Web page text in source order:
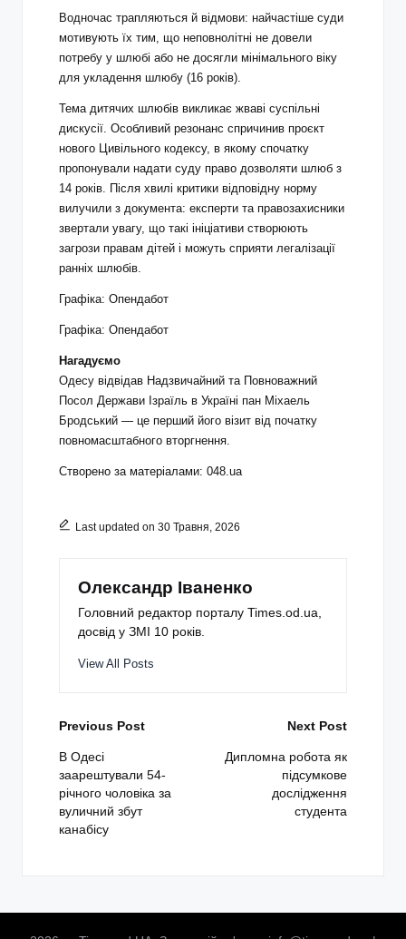
Водночас трапляються й відмови: найчастіше суди
мотивують їх тим, що неповнолітні не довели
потребу у шлюбі або не досягли мінімального віку
для укладення шлюбу (16 років).
Тема дитячих шлюбів викликає жваві суспільні
дискусії. Особливий резонанс спричинив проєкт
нового Цивільного кодексу, в якому спочатку
пропонували надати суду право дозволяти шлюб з
14 років. Після хвилі критики відповідну норму
вилучили з документа: експерти та правозахисники
звертали увагу, що такі ініціативи створюють
загрози правам дітей і можуть сприяти легалізації
ранніх шлюбів.
Графіка: Опендабот
Графіка: Опендабот
Нагадуємо
Одесу відвідав Надзвичайний та Повноважний
Посол Держави Ізраїль в Україні пан Міхаель
Бродський — це перший його візит від початку
повномасштабного вторгнення.
Створено за матеріалами: 048.ua
Last updated on 30 Травня, 2026
Олександр Іваненко
Головний редактор порталу Times.od.ua,
досвід у ЗМІ 10 років.
View All Posts
Post
navigation
Previous Post
В Одесі
заарештували 54-
річного чоловіка за
вуличний збут
канабісу
Next Post
Дипломна робота як
підсумкове
дослідження
студента